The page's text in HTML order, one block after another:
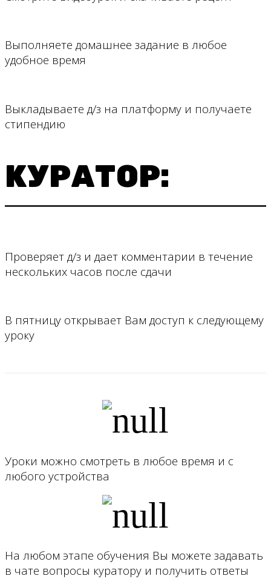
Выполняете домашнее задание в любое
удобное время
Выкладываете д/з на платформу и получаете
стипендию
КУРАТОР:
Проверяет д/з и дает комментарии в течение
нескольких часов после сдачи
В пятницу открывает Вам доступ к следующему
уроку
Уроки можно смотреть в любое время и с
любого устройства
На любом этапе обучения Вы можете задавать
в чате вопросы куратору и получить ответы